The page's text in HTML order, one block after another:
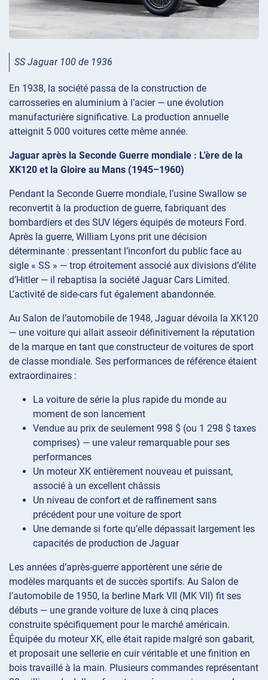
SS Jaguar 100 de 1936
En 1938, la société passa de la construction de
carrosseries en aluminium à l’acier — une évolution
manufacturière significative. La production annuelle
atteignit 5 000 voitures cette même année.
Jaguar après la Seconde Guerre mondiale : L’ère de la
XK120 et la Gloire au Mans (1945–1960)
Pendant la Seconde Guerre mondiale, l’usine Swallow se
reconvertit à la production de guerre, fabriquant des
bombardiers et des SUV légers équipés de moteurs Ford.
Après la guerre, William Lyons prit une décision
déterminante : pressentant l’inconfort du public face au
sigle « SS » — trop étroitement associé aux divisions d’élite
d’Hitler — il rebaptisa la société Jaguar Cars Limited.
L’activité de side-cars fut également abandonnée.
Au Salon de l’automobile de 1948, Jaguar dévoila la XK120
— une voiture qui allait asseoir définitivement la réputation
de la marque en tant que constructeur de voitures de sport
de classe mondiale. Ses performances de référence étaient
extraordinaires :
La voiture de série la plus rapide du monde au
moment de son lancement
Vendue au prix de seulement 998 $ (ou 1 298 $ taxes
comprises) — une valeur remarquable pour ses
performances
Un moteur XK entièrement nouveau et puissant,
associé à un excellent châssis
Un niveau de confort et de raffinement sans
précédent pour une voiture de sport
Une demande si forte qu’elle dépassait largement les
capacités de production de Jaguar
Les années d’après-guerre apportèrent une série de
modèles marquants et de succès sportifs. Au Salon de
l’automobile de 1950, la berline Mark VII (MK VII) fit ses
débuts — une grande voiture de luxe à cinq places
construite spécifiquement pour le marché américain.
Équipée du moteur XK, elle était rapide malgré son gabarit,
et proposait une sellerie en cuir véritable et une finition en
bois travaillé à la main. Plusieurs commandes représentant